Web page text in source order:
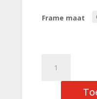
Frame maat
Superlite